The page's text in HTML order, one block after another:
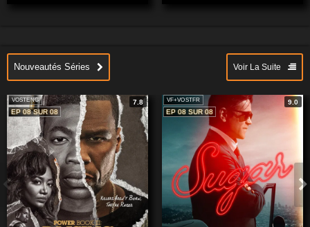
Nouveautés Séries Voir La Suite
VOSTENG
7.8
EP 08 SUR 08
VF+VOSTFR
9.0
EP 08 SUR 08